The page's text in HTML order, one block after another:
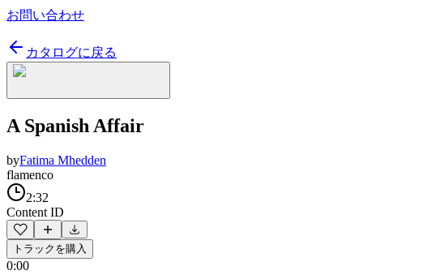
お問い合わせ
カタログに戻る
A Spanish Affair
byFatima Mhedden
flamenco
2:32
Content ID
トラックを購入
0:00